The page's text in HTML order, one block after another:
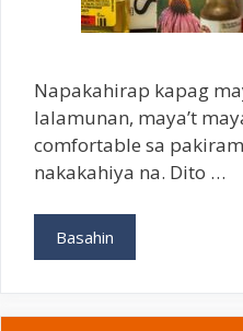
Napakahirap kapag
lalamunan, maya’t
comfortable sa
nakakahiya na. Dito …
Basahin
Mawala